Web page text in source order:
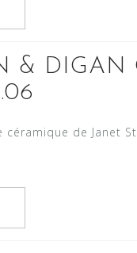
& DIGAN
céramique de Janet